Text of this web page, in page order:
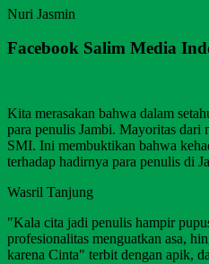
Nuri Jasmin
Facebook Salim Media
Kita merasakan bahwa dalam
para penulis Jambi. Mayoritas dari
SMI. Ini membuktikan bahwa
terhadap hadirnya para penulis di
Wasril Tanjung
"Kala cita jadi penulis hampir
profesionalitas menguatkan asa,
karena Cinta" terbit dengan apik,